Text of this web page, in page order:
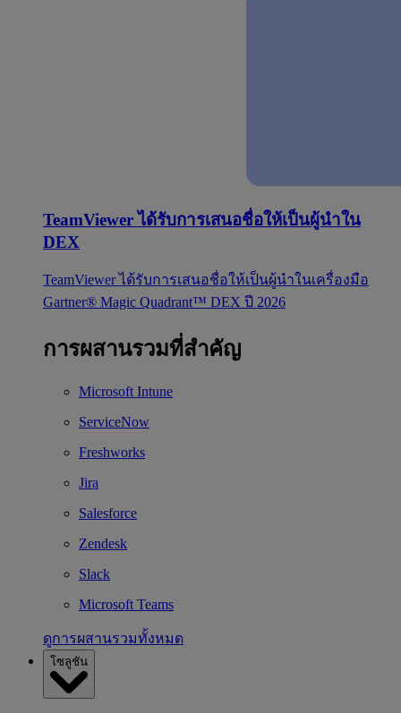
TeamViewer ได้รับการเสนอชื่อให้เป็นผู้นำใน
DEX
TeamViewer ได้รับการเสนอชื่อให้เป็นผู้นำในเครื่องมือ
Gartner® Magic Quadrant™ DEX ปี 2026
การผสานรวมที่สำคัญ
Microsoft Intune
ServiceNow
Freshworks
Jira
Salesforce
Zendesk
Slack
Microsoft Teams
ดูการผสานรวมทั้งหมด
โซลูชัน